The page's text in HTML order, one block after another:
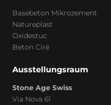
Basebeton Mikrozement
Natureplast
Oxidestuc
Beton Ciré
Ausstellungsraum
Stone Age Swiss
Via Nova 61